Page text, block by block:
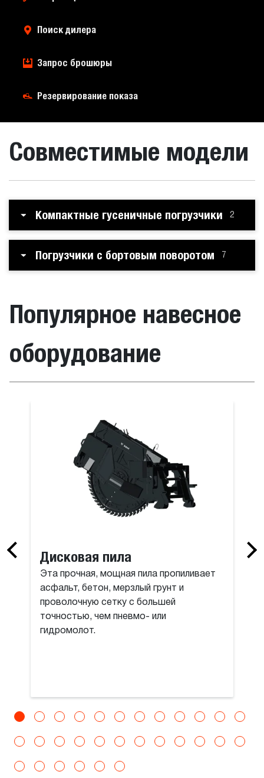
Поиск дилера
Запрос брошюры
Резервирование показа
Совместимые модели
Компактные гусеничные погрузчики 2
Погрузчики с бортовым поворотом 7
Популярное навесное
оборудование
Дисковая пила
Эта прочная, мощная пила пропиливает
асфальт, бетон, мерзлый грунт и
проволочную сетку с большей
точностью, чем пневмо- или
гидромолот.